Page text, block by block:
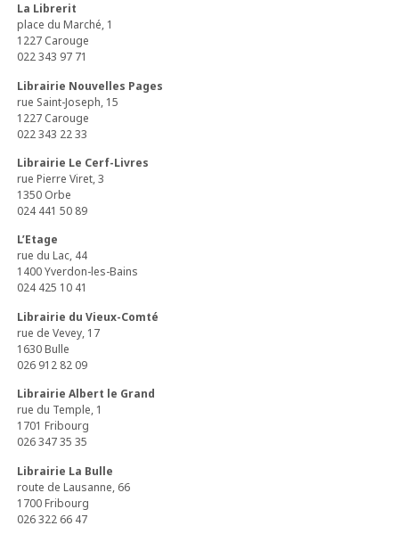
La Librerit
place du Marché, 1
1227 Carouge
022 343 97 71
Librairie Nouvelles Pages
rue Saint-Joseph, 15
1227 Carouge
022 343 22 33
Librairie Le Cerf-Livres
rue Pierre Viret, 3
1350 Orbe
024 441 50 89
L’Etage
rue du Lac, 44
1400 Yverdon-les-Bains
024 425 10 41
Librairie du Vieux-Comté
rue de Vevey, 17
1630 Bulle
026 912 82 09
Librairie Albert le Grand
rue du Temple, 1
1701 Fribourg
026 347 35 35
Librairie La Bulle
route de Lausanne, 66
1700 Fribourg
026 322 66 47